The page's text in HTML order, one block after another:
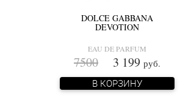
DOLCE GABBANA
DEVOTION
EAU DE PARFUM
7500 3 199 руб.
В КОРЗИНУ